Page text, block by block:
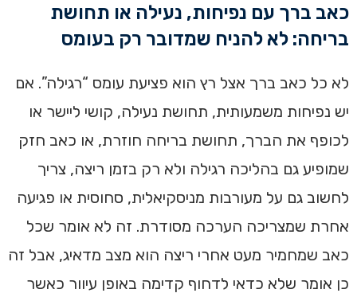
כאב ברך עם נפיחות, נעילה או תחושת
בריחה: לא להניח שמדובר רק בעומס
לא כל כאב ברך אצל רץ הוא פציעת עומס “רגילה”. אם
יש נפיחות משמעותית, תחושת נעילה, קושי ליישר או
לכופף את הברך, תחושת בריחה חוזרת, או כאב חזק
שמופיע גם בהליכה רגילה ולא רק בזמן ריצה, צריך
לחשוב גם על מעורבות מניסקיאלית, סחוסית או פגיעה
אחרת שמצריכה הערכה מסודרת. זה לא אומר שכל
כאב שמחמיר מעט אחרי ריצה הוא מצב מדאיג, אבל זה
כן אומר שלא כדאי לדחוף קדימה באופן עיוור כאשר